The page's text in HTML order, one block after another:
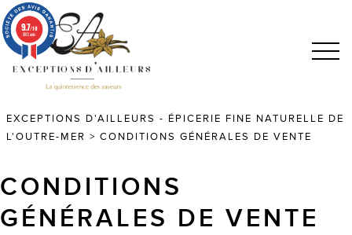
EXCEPTIONS D'AILLEURS - ÉPICERIE FINE NATURELLE DE
L'OUTRE-MER > CONDITIONS GÉNÉRALES DE VENTE
CONDITIONS
GÉNÉRALES DE VENTE
9.7/10
683 avis